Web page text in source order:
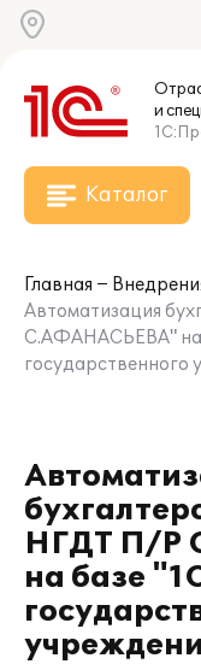
и
Каталог
Главная
Автоматизация
С.АФАНАСЬЕВА" на
государственного
НГДТ П/Р
на базе